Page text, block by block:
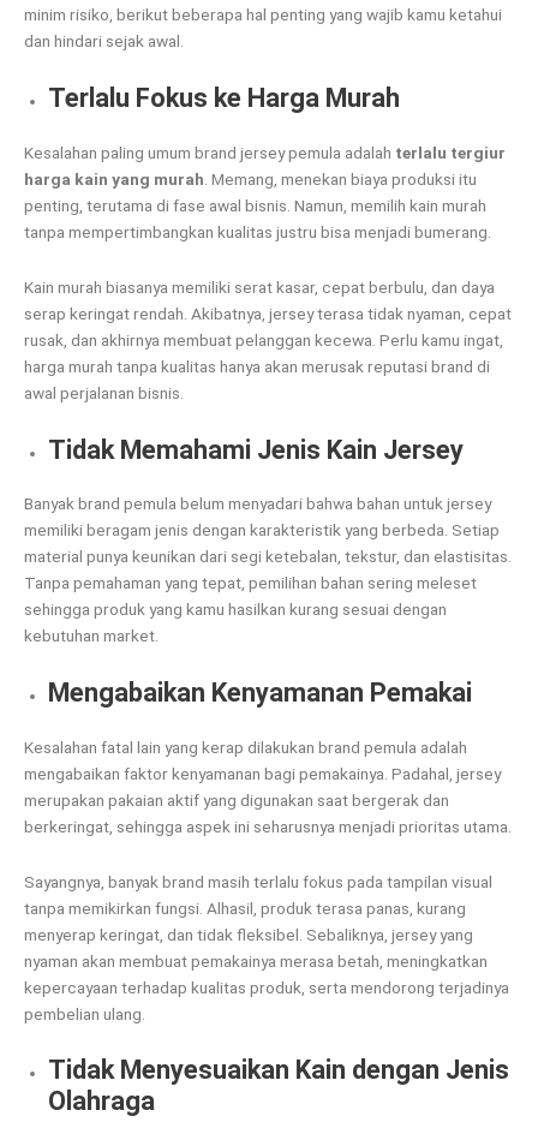
minim risiko, berikut beberapa hal penting yang wajib kamu ketahui
dan hindari sejak awal.
Terlalu Fokus ke Harga Murah
Kesalahan paling umum brand jersey pemula adalah terlalu tergiur
harga kain yang murah . Memang, menekan biaya produksi itu
penting, terutama di fase awal bisnis. Namun, memilih kain murah
tanpa mempertimbangkan kualitas justru bisa menjadi bumerang.
Kain murah biasanya memiliki serat kasar, cepat berbulu, dan daya
serap keringat rendah. Akibatnya, jersey terasa tidak nyaman, cepat
rusak, dan akhirnya membuat pelanggan kecewa. Perlu kamu ingat,
harga murah tanpa kualitas hanya akan merusak reputasi brand di
awal perjalanan bisnis.
Tidak Memahami Jenis Kain Jersey
Banyak brand pemula belum menyadari bahwa bahan untuk jersey
memiliki beragam jenis dengan karakteristik yang berbeda. Setiap
material punya keunikan dari segi ketebalan, tekstur, dan elastisitas.
Tanpa pemahaman yang tepat, pemilihan bahan sering meleset
sehingga produk yang kamu hasilkan kurang sesuai dengan
kebutuhan market.
Mengabaikan Kenyamanan Pemakai
Kesalahan fatal lain yang kerap dilakukan brand pemula adalah
mengabaikan faktor kenyamanan bagi pemakainya. Padahal, jersey
merupakan pakaian aktif yang digunakan saat bergerak dan
berkeringat, sehingga aspek ini seharusnya menjadi prioritas utama.
Sayangnya, banyak brand masih terlalu fokus pada tampilan visual
tanpa memikirkan fungsi. Alhasil, produk terasa panas, kurang
menyerap keringat, dan tidak fleksibel. Sebaliknya, jersey yang
nyaman akan membuat pemakainya merasa betah, meningkatkan
kepercayaan terhadap kualitas produk, serta mendorong terjadinya
pembelian ulang.
Tidak Menyesuaikan Kain dengan Jenis
Olahraga